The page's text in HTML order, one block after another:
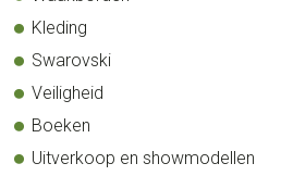
Kleding
Swarovski
Veiligheid
Boeken
Uitverkoop en showmodellen